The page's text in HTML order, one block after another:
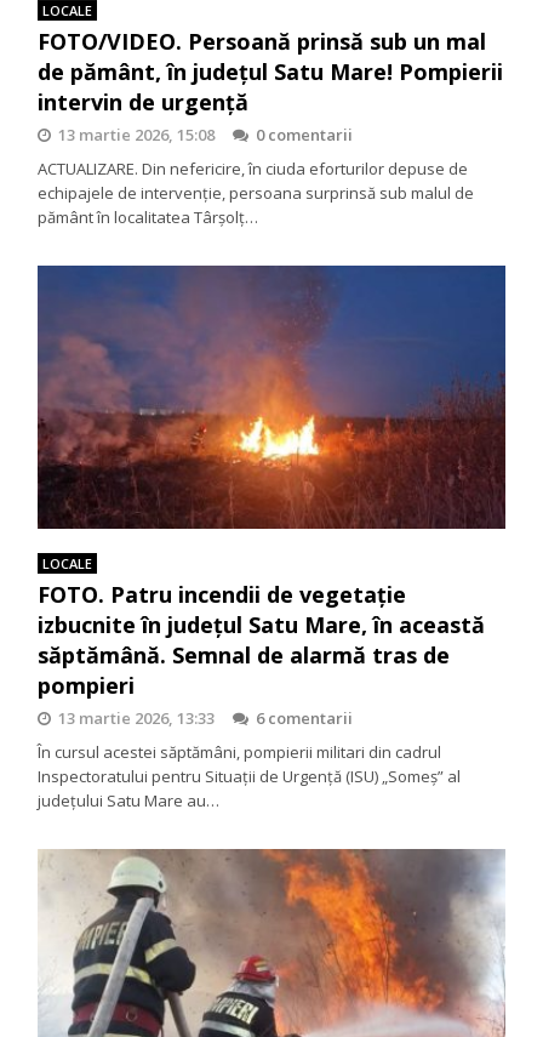
LOCALE
FOTO/VIDEO. Persoană prinsă sub un mal
de pământ, în județul Satu Mare! Pompierii
intervin de urgență
13 martie 2026, 15:08
0 comentarii
ACTUALIZARE. Din nefericire, în ciuda eforturilor depuse de
echipajele de intervenție, persoana surprinsă sub malul de
pământ în localitatea Târșolț…
LOCALE
FOTO. Patru incendii de vegetație
izbucnite în județul Satu Mare, în această
săptămână. Semnal de alarmă tras de
pompieri
13 martie 2026, 13:33
6 comentarii
În cursul acestei săptămâni, pompierii militari din cadrul
Inspectoratului pentru Situații de Urgență (ISU) „Someș” al
județului Satu Mare au…